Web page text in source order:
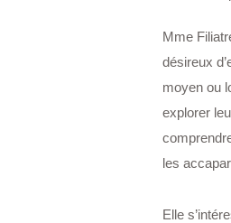
Mme
désireux
moyen ou
explorer
les
Elle